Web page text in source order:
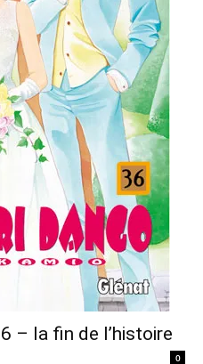
– la fin de l’histoire
0